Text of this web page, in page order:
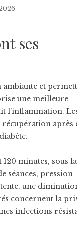
ses
et
une meilleure
l'inflammation.
après
minutes, sous la
séances, pression
une
concernent la
infections